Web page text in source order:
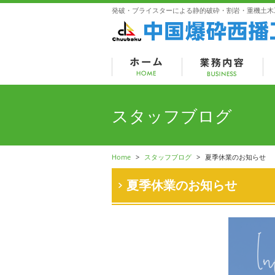
発破・ブライスターによる静的破砕・割岩・重機土
スタッフブログ
Home > スタッフブログ > 夏季休業のお知らせ
夏季休業のお知らせ